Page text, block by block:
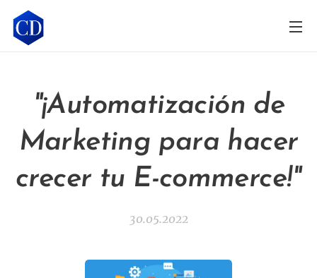
"¡Automatización de
Marketing para hacer
crecer tu E-commerce!"
30.05.2022